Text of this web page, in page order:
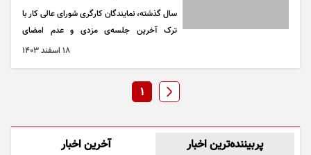
سال گذشته، نمایندگان کارگری شورای عالی کار با
ترک آخرین جلسه‌ی مزدی و عدم امضای
مصوبه‌ی مزد نارضایتی خود را از تصمیم نهایی
۱۸ اسفند ۱۴۰۳
1
پربیننده‌ترین اخبار آخرین اخبار